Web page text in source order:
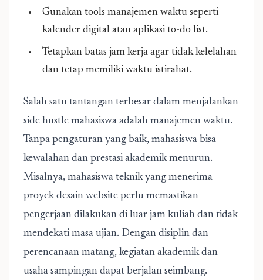
Gunakan tools manajemen waktu seperti
kalender digital atau aplikasi to-do list.
Tetapkan batas jam kerja agar tidak kelelahan
dan tetap memiliki waktu istirahat.
Salah satu tantangan terbesar dalam menjalankan
side hustle mahasiswa adalah manajemen waktu.
Tanpa pengaturan yang baik, mahasiswa bisa
kewalahan dan prestasi akademik menurun.
Misalnya, mahasiswa teknik yang menerima
proyek desain website perlu memastikan
pengerjaan dilakukan di luar jam kuliah dan tidak
mendekati masa ujian. Dengan disiplin dan
perencanaan matang, kegiatan akademik dan
usaha sampingan dapat berjalan seimbang.